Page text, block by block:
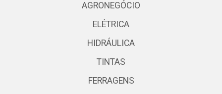
AGRONEGÓCIO
ELÉTRICA
HIDRÁULICA
TINTAS
FERRAGENS